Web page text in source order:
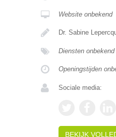
Website onbekend
Dr. Sabine
Diensten onbekend
Openingstijden
Sociale media:
BEKIJK